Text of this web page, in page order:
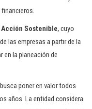
Sostenible, cuyo
las empresas a partir de la
en la planeación de
poner en valor todos
años. La entidad considera